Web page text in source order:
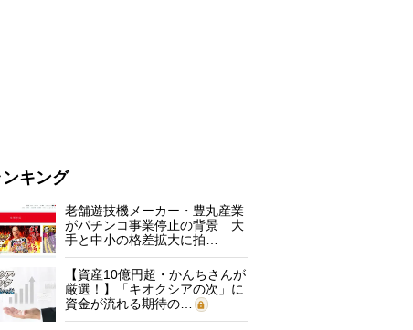
ンキング
老舗遊技機メーカー・豊丸産業
がパチンコ事業停止の背景 大
手と中小の格差拡大に拍…
【資産10億円超・かんちさんが
厳選！】「キオクシアの次」に
資金が流れる期待の…